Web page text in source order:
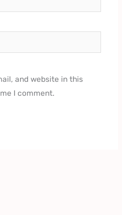
and website in this
I comment.